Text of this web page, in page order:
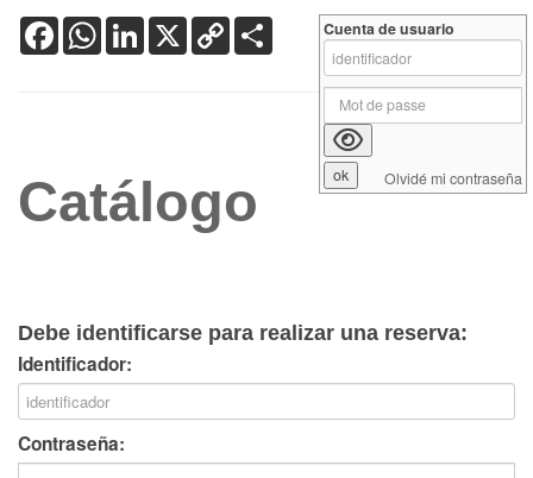
FacebookWhatsApp
LinkedIn
X Copy
Link
Catálogo
Debe identificarse para realizar una reserva:
Identificador:
Contraseña:
Cuenta de usuario
Olvidé mi contraseña